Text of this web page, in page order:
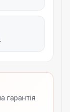
гарантія